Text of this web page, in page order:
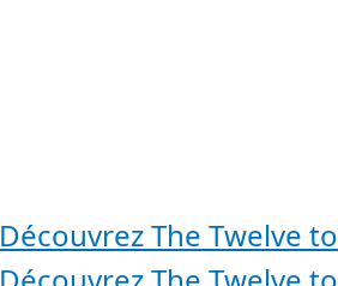
Découvrez The Twelve